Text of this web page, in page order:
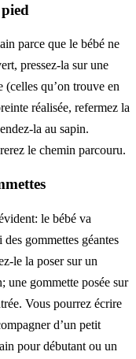
parce que le bébé ne
pressez-la sur une
(celles qu’on trouve en
réalisée, refermez la
la au sapin.
le chemin parcouru.
le bébé va
gommettes géantes
le la poser sur un
une gommette posée sur
Vous pourrez écrire
d’un petit
pour débutant ou un